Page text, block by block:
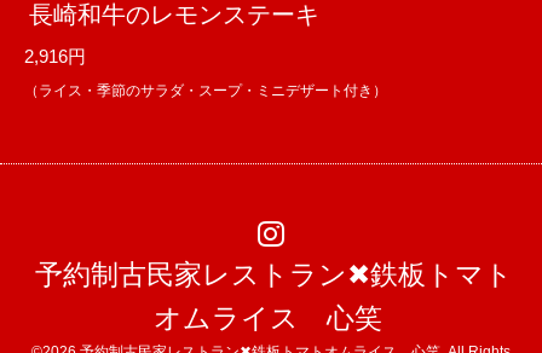
長崎和牛のレモンステーキ
2,916円
（ライス・季節のサラダ・スープ・ミニデザート付き）
予約制古民家レストラン✖︎鉄板トマト
オムライス 心笑